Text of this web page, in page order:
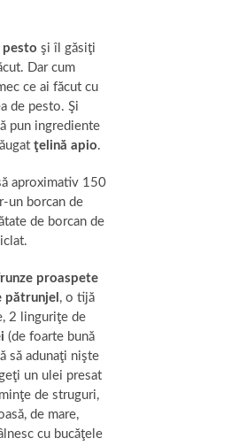
şi îl găsiţi
Dar cum
ce ai făcut cu
de pesto. Şi
pun ingrediente
ţelină apio.
aproximativ 150
un borcan de
de borcan de
proaspete
pătrunjel , o tijă
2 linguriţe de
(de foarte bună
să adunaţi nişte
un ulei presat
de struguri,
de mare,
cu bucăţele